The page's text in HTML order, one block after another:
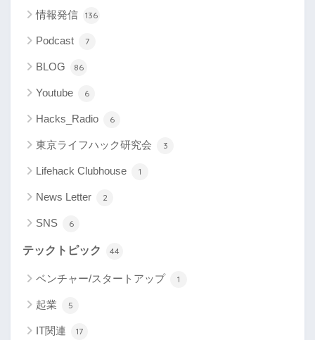
情報発信 136
Podcast 7
BLOG 86
Youtube 6
Hacks_Radio 6
東京ライフハック研究会 3
Lifehack Clubhouse 1
News Letter 2
SNS 6
テックトピック 44
ベンチャー/スタートアップ 1
起業 5
IT関連 17